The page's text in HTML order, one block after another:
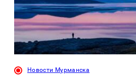
Новости Мурманска